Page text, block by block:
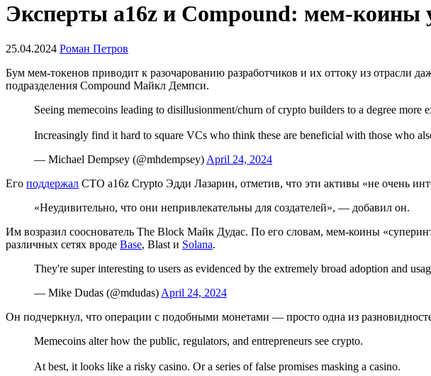
Эксперты a16z и Compound: мем-коины
25.04.2024 Роман Петров
Бум мем-токенов приводит к разочарованию разработчиков и их оттоку из отрасли
подразделения Compound Майкл Демпси.
Seeing memecoins leading to disillusionment/churn of crypto builders to a degree more
Increasingly find it hard to square VCs who think these are beneficial with those who
— Michael Dempsey (@mhdempsey) April 24, 2024
Его поддержал CTO a16z Crypto Эдди Лазарин, отметив, что эти активы «не очень
«Неудивительно, что они непривлекательны для создателей», — добавил он.
Им возразил сооснователь The Block Майк Дудас. По его словам, мем-коины
различных сетях вроде Base, Blast и Solana.
They're super interesting to users as evidenced by the extremely broad adoption and
— Mike Dudas (@mdudas) April 24, 2024
Он подчеркнул, что операции с подобными монетами — просто одна из
Memecoins alter how the public, regulators, and entrepreneurs see crypto.
At best, it looks like a risky casino. Or a series of false promises masking a casino.